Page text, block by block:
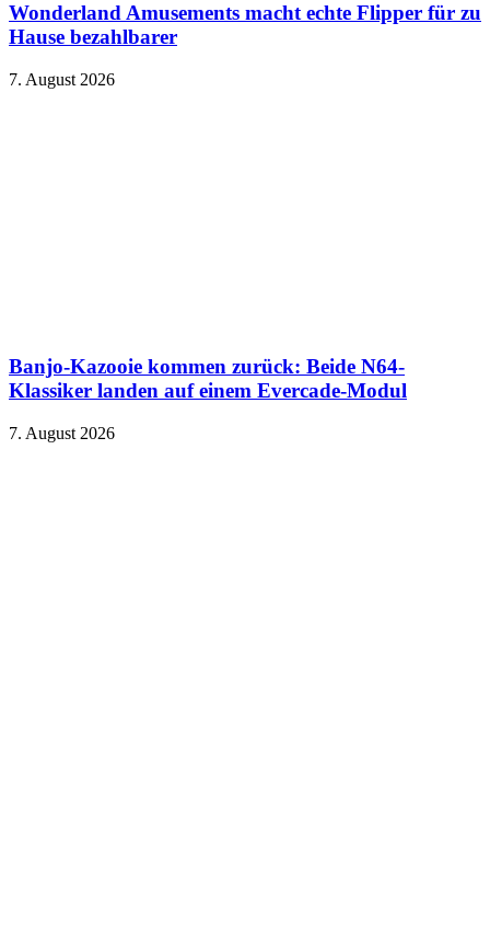
Wonderland Amusements macht echte Flipper für zu
Hause bezahlbarer
7. August 2026
Banjo-Kazooie kommen zurück: Beide N64-
Klassiker landen auf einem Evercade-Modul
7. August 2026